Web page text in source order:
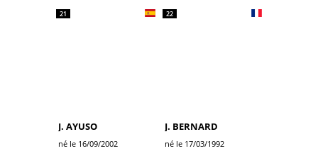
21
J. AYUSO
né le 16/09/2002
22
J. BERNARD
né le 17/03/1992